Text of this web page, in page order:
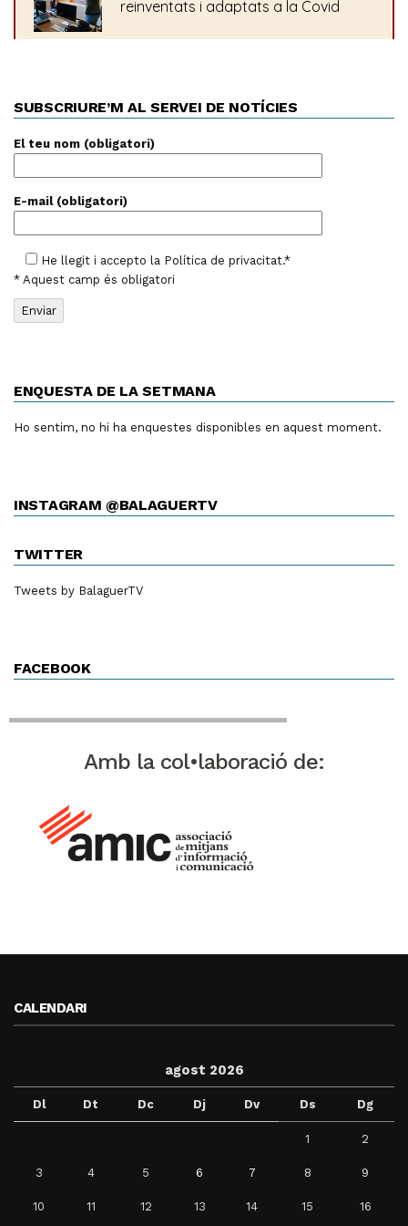
SUBSCRIURE’M AL SERVEI DE NOTÍCIES
El teu nom (obligatori)
E-mail (obligatori)
He llegit i accepto la Política de privacitat.*
* Aquest camp és obligatori
ENQUESTA DE LA SETMANA
Ho sentim, no hi ha enquestes disponibles en aquest moment.
INSTAGRAM @BALAGUERTV
TWITTER
Tweets by BalaguerTV
FACEBOOK
Amb la col•laboració de:
CALENDARI
agost 2026
Dl Dt Dc Dj Dv Ds Dg
1 2
3 4 5 6 7 8 9
10 11 12 13 14 15 16